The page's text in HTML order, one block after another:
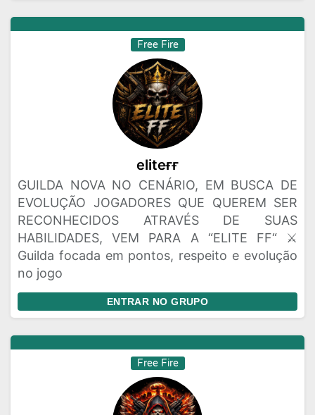
Free Fire
eliteㅤғғ
GUILDA NOVA NO CENÁRIO, EM BUSCA DE
EVOLUÇÃO JOGADORES QUE QUEREM SER
RECONHECIDOS ATRAVÉS DE SUAS
HABILIDADES, VEM PARA A “ELITE FF“ ⚔️
Guilda focada em pontos, respeito e evolução
no jogo
ENTRAR NO GRUPO
Free Fire